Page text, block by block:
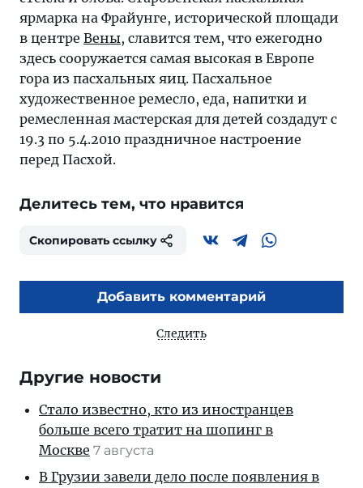
ярмарка на Фрайунге, исторической площади
в центре Вены, славится тем, что ежегодно
здесь сооружается самая высокая в Европе
гора из пасхальных яиц. Пасхальное
художественное ремесло, еда, напитки и
ремесленная мастерская для детей создадут с
19.3 по 5.4.2010 праздничное настроение
перед Пасхой.
Делитесь тем, что нравится
Скопировать ссылку
Добавить комментарий
Следить
Другие новости
Стало известно, кто из иностранцев
больше всего тратит на шопинг в
Москве 7 августа
В Грузии завели дело после появления в